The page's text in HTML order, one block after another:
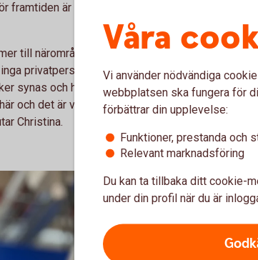
framtiden är att fler i bygden ska veta att de finns
till närområdet. Vår marknad finns oftast utanför
privatpersoner, vilket gör att vi flyger lite under
synas och höras lite mer här på hemmaplan. Det
och det är verkligen en rolig och spännande
Christina.
Våra
Vi använder nödvändiga
webbplatsen ska fungera för
förbättrar din upplevelse:
Funktioner, prestanda och
Relevant marknadsföring
Du kan ta tillbaka ditt cookie-
under din profil när du är